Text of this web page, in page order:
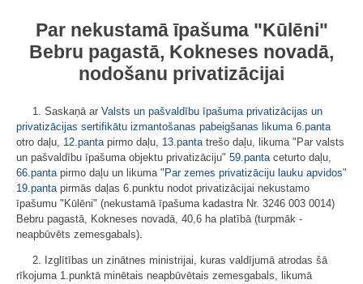
Par nekustamā īpašuma "Kūlēni"
Bebru pagastā, Kokneses novadā,
nodošanu privatizācijai
1. Saskaņā ar Valsts un pašvaldību īpašuma privatizācijas un
privatizācijas sertifikātu izmantošanas pabeigšanas likuma 6.panta
otro daļu, 12.pantapirmo daļu, 13.pantatrešo daļu, likuma "Par valsts
un pašvaldību īpašuma objektu privatizāciju" 59.pantaceturto daļu,
66.pantapirmo daļu un likuma " Par zemes privatizāciju lauku apvidos"
19.pantapirmās daļas 6.punktu nodot privatizācijai nekustamo
īpašumu "Kūlēni" (nekustamā īpašuma kadastra Nr. 3246 003 0014)
Bebru pagastā, Kokneses novadā, 40,6 ha platībā (turpmāk -
neapbūvēts zemesgabals).
2. Izglītības un zinātnes ministrijai, kuras valdījumā atrodas šā
rīkojuma 1.punktā minētais neapbūvētais zemesgabals, likumā